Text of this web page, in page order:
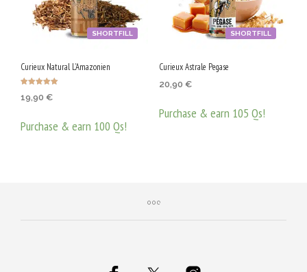
SHORTFILL
Curieux Natural L’Amazonien
5.00
19,90 €
Purchase & earn 100 Qs!
SHORTFILL
Curieux Astrale Pegase
20,90 €
Purchase & earn 105 Qs!